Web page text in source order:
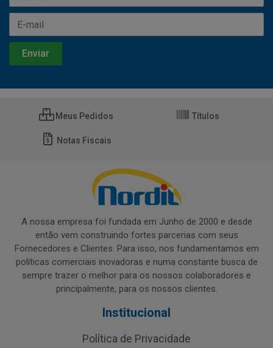
Meus Pedidos Títulos
Notas Fiscais
A nossa empresa foi fundada em Junho de 2000 e desde
então vem construindo fortes parcerias com seus
Fornecedores e Clientes. Para isso, nos fundamentamos em
políticas comerciais inovadoras e numa constante busca de
sempre trazer o melhor para os nossos colaboradores e
principalmente, para os nossos clientes.
Institucional
Política de Privacidade